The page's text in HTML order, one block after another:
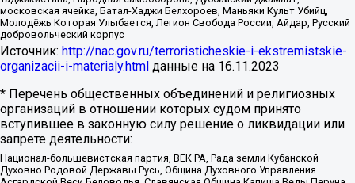
московская ячейка, Батал-Хаджи Белхороев, Маньяки Культ Убийц,
Молодёжь Которая Улыбается, Легион Свобода России, Айдар, Русский
добровольческий корпус
Источник: http://nac.gov.ru/terroristicheskie-i-ekstremistskie-
organizacii-i-materialy.html данные на 16.11.2023
* Перечень общественных объединений и религиозных
организаций в отношении которых судом принято
вступившее в законную силу решение о ликвидации или
запрете деятельности:
Национал-большевистская партия, ВЕК РА, Рада земли Кубанской
Духовно Родовой Державы Русь, Община Духовного Управления